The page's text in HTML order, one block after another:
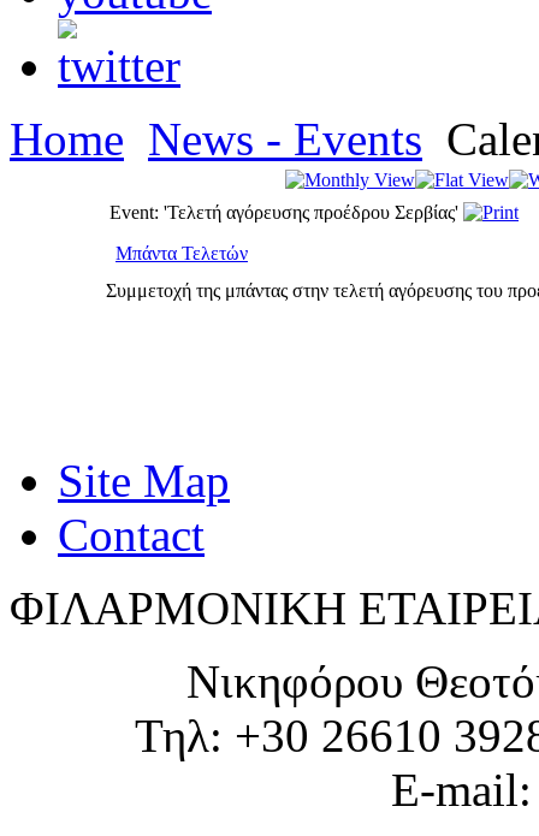
Home News - Events
Event: 'Τελετή αγόρευσης προέδρου Σερβίας'
Μπάντα Τελετών
Συμμετοχή της μπάντας στην τελετή αγόρευσης του
Site Map
Contact
ΦΙΛΑΡΜΟΝΙΚΗ
Νικηφόρου
Τηλ: +30 26610
E-